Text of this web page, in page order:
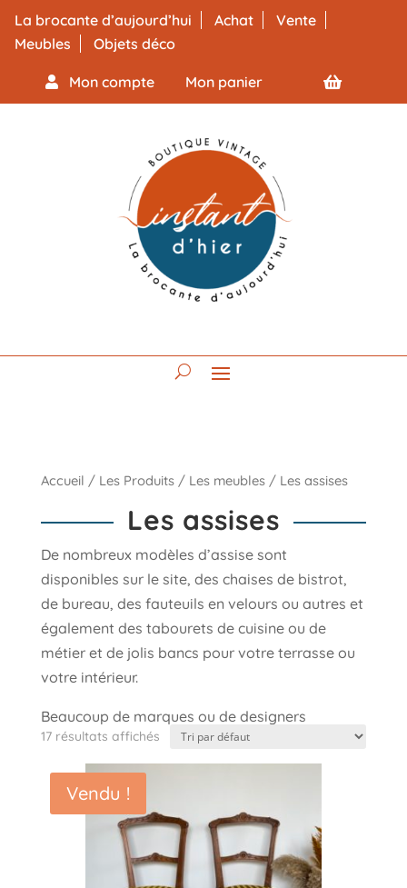
La brocante d’aujourd’hui Achat
Vente
Meubles
Objets déco
Mon compte Mon panier
Accueil / Les Produits/ Les meubles/ Les assises
Les assises
De nombreux modèles d’assise sont
disponibles sur le site, des chaises de bistrot,
de bureau, des fauteuils en velours ou autres et
également des tabourets de cuisine ou de
métier et de jolis bancs pour votre terrasse ou
votre intérieur.
Beaucoup de marques ou de designers
célèbres sont passés à la postérité avec des
modèles iconiques comme la chaise N°71 de
Niels Otto Møller, la chaise bistrot N°14 de
Thonet ou encore la Vassily de Marcel Breuer.
Les chaises bistrot, un grand classique
rappelant l’ambiance du Paris des années 50.
17 résultats affichés
Vendu !